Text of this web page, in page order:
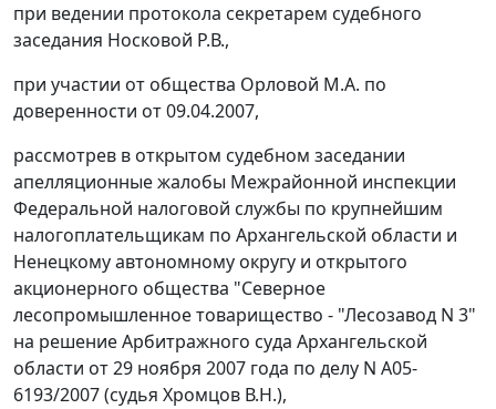
при ведении протокола секретарем судебного
заседания Носковой Р.В.,
при участии от общества Орловой М.А. по
доверенности от 09.04.2007,
рассмотрев в открытом судебном заседании
апелляционные жалобы Межрайонной инспекции
Федеральной налоговой службы по крупнейшим
налогоплательщикам по Архангельской области и
Ненецкому автономному округу и открытого
акционерного общества "Северное
лесопромышленное товарищество - "Лесозавод N 3"
на решение Арбитражного суда Архангельской
области от 29 ноября 2007 года по делу N А05-
6193/2007 (судья Хромцов В.Н.),